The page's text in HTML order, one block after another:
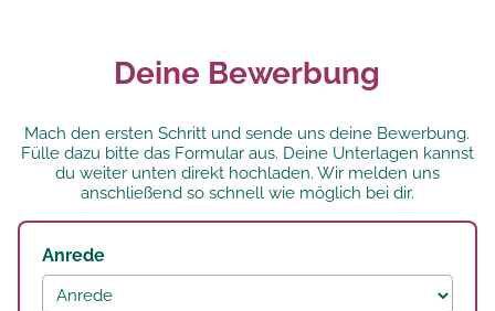
Deine Bewerbung
Mach den ersten Schritt und sende uns deine Bewerbung.
Fülle dazu bitte das Formular aus. Deine Unterlagen kannst
du weiter unten direkt hochladen. Wir melden uns
anschließend so schnell wie möglich bei dir.
Anrede